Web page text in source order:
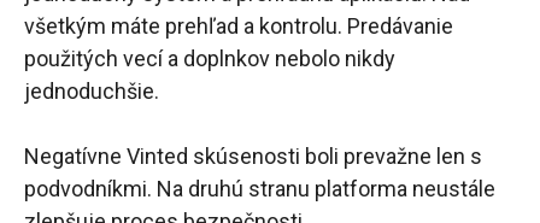
všetkým máte prehľad a kontrolu. Predávanie
použitých vecí a doplnkov nebolo nikdy
jednoduchšie.
Negatívne Vinted skúsenosti boli prevažne len s
podvodníkmi. Na druhú stranu platforma neustále